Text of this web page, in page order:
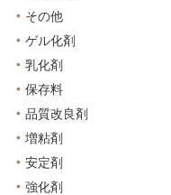
その他
ゲル化剤
乳化剤
保存料
品質改良剤
増粘剤
安定剤
強化剤